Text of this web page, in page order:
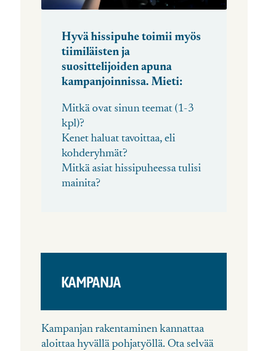
Hyvä hissipuhe toimii myös
tiimiläisten ja
suosittelijoiden apuna
kampanjoinnissa. Mieti:
Mitkä ovat sinun teemat (1-3
kpl)?
Kenet haluat tavoittaa, eli
kohderyhmät?
Mitkä asiat hissipuheessa tulisi
mainita?
KAMPANJA
Kampanjan rakentaminen kannattaa
aloittaa hyvällä pohjatyöllä. Ota selvää